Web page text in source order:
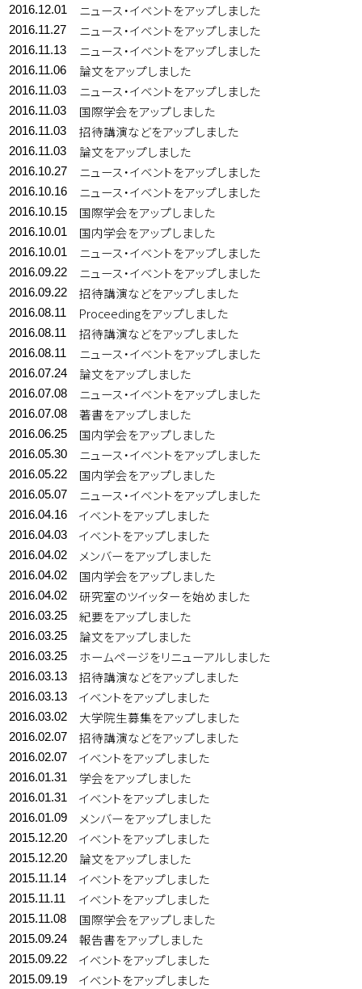
2016.12.01 ニュース・イベントをアップしました
2016.11.27 ニュース・イベントをアップしました
2016.11.13 ニュース・イベントをアップしました
2016.11.06 論文をアップしました
2016.11.03 ニュース・イベントをアップしました
2016.11.03 国際学会をアップしました
2016.11.03 招待講演などをアップしました
2016.11.03 論文をアップしました
2016.10.27 ニュース・イベントをアップしました
2016.10.16 ニュース・イベントをアップしました
2016.10.15 国際学会をアップしました
2016.10.01 国内学会をアップしました
2016.10.01 ニュース・イベントをアップしました
2016.09.22 ニュース・イベントをアップしました
2016.09.22 招待講演などをアップしました
2016.08.11 Proceedingをアップしました
2016.08.11 招待講演などをアップしました
2016.08.11 ニュース・イベントをアップしました
2016.07.24 論文をアップしました
2016.07.08 ニュース・イベントをアップしました
2016.07.08 著書をアップしました
2016.06.25 国内学会をアップしました
2016.05.30 ニュース・イベントをアップしました
2016.05.22 国内学会をアップしました
2016.05.07 ニュース・イベントをアップしました
2016.04.16 イベントをアップしました
2016.04.03 イベントをアップしました
2016.04.02 メンバーをアップしました
2016.04.02 国内学会をアップしました
2016.04.02 研究室のツイッターを始めました
2016.03.25 紀要をアップしました
2016.03.25 論文をアップしました
2016.03.25 ホームページをリニューアルしました
2016.03.13 招待講演などをアップしました
2016.03.13 イベントをアップしました
2016.03.02 大学院生募集をアップしました
2016.02.07 招待講演などをアップしました
2016.02.07 イベントをアップしました
2016.01.31 学会をアップしました
2016.01.31 イベントをアップしました
2016.01.09 メンバーをアップしました
2015.12.20 イベントをアップしました
2015.12.20 論文をアップしました
2015.11.14 イベントをアップしました
2015.11.11 イベントをアップしました
2015.11.08 国際学会をアップしました
2015.09.24 報告書をアップしました
2015.09.22 イベントをアップしました
2015.09.19 イベントをアップしました